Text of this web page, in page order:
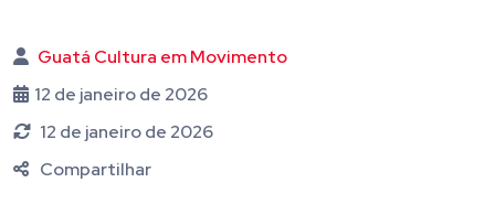
Guatá Cultura em Movimento
12 de janeiro de 2026
12 de janeiro de 2026
Compartilhar